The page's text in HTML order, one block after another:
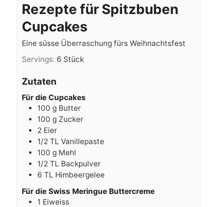
Rezepte für Spitzbuben
Cupcakes
Eine süsse Überraschung fürs Weihnachtsfest
Servings: 6 Stück
Zutaten
Für die Cupcakes
100 g Butter
100 g Zucker
2 Eier
1/2 TL Vanillepaste
100 g Mehl
1/2 TL Backpulver
6 TL Himbeergelee
Für die Swiss Meringue Buttercreme
1 Eiweiss